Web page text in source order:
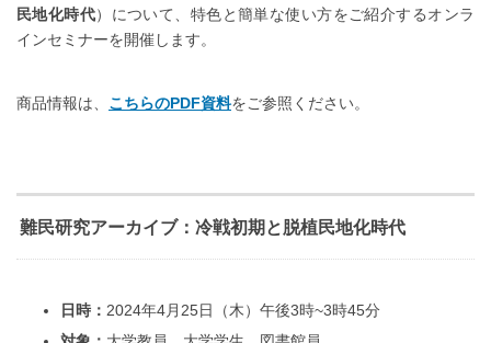
民地化時代）について、特色と簡単な使い方をご紹介するオンラ
インセミナーを開催します。
商品情報は、 こちらのPDF資料をご参照ください。
難民研究アーカイブ：冷戦初期と脱植民地化時代
日時： 2024年4月25日（木）午後3時~3時45分